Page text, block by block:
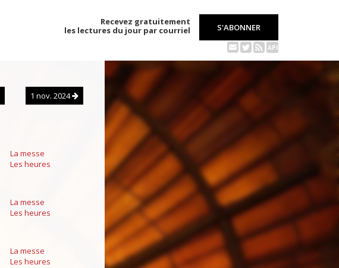
Recevez gratuitement
les lectures du jour par courriel
S'ABONNER
API
1 nov. 2024
La messe
Les heures
La messe
Les heures
La messe
Les heures